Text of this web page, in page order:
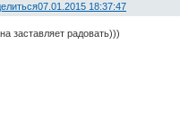
07.01.2015 18:37:47
заставляет радовать)))